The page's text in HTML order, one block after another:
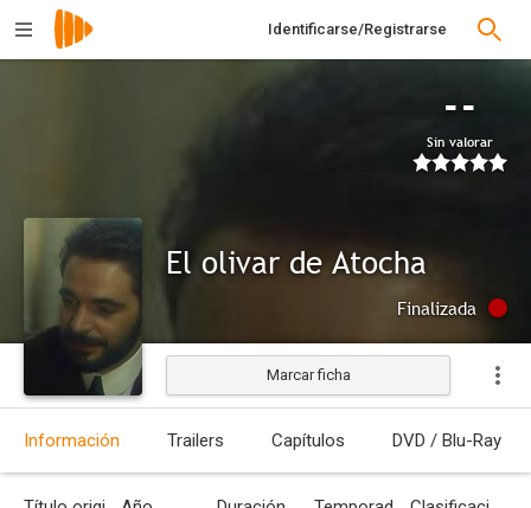
Identificarse/Registrarse
--
Sin valorar
El olivar de Atocha
Finalizada
Marcar ficha
Información Trailers Capítulos DVD / Blu-Ray